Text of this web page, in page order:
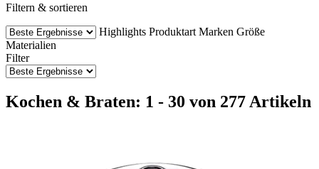
Filtern & sortieren
Highlights Produktart Marken Größe
Materialien
Filter
Kochen & Braten: 1 - 30 von 277 Artikeln